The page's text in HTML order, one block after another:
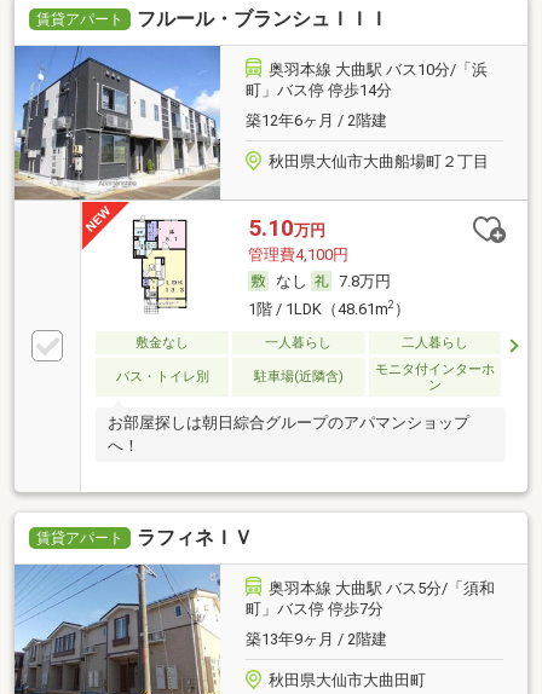
賃貸アパート フルール・ブランシュＩＩＩ
奥羽本線 大曲駅 バス10分/「浜
町」バス停 停歩14分
築12年6ヶ月 / 2階建
秋田県大仙市大曲船場町２丁目
5.10万円
管理費4,100円
なし
7.8万円
1階 / 1LDK（48.61m2）
敷金なし 一人暮らし 二人暮らし
バス・トイレ別 駐車場(近隣含)
モニタ付インターホ
ン
お部屋探しは朝日綜合グループのアパマンショップ
へ！
賃貸アパート ラフィネＩＶ
奥羽本線 大曲駅 バス5分/「須和
町」バス停 停歩7分
築13年9ヶ月 / 2階建
秋田県大仙市大曲田町